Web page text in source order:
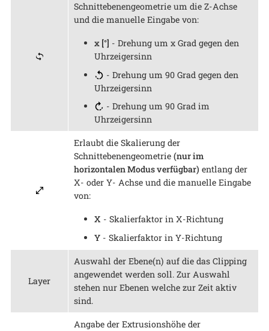
Schnittebenengeometrie um die Z-Achse
und die manuelle Eingabe von:
x [°] - Drehung um x Grad gegen den
Uhrzeigersinn
- Drehung um 90 Grad gegen den
Uhrzeigersinn
- Drehung um 90 Grad im
Uhrzeigersinn
Erlaubt die Skalierung der
Schnittebenengeometrie (nur im
horizontalen Modus verfügbar) entlang der
X- oder Y- Achse und die manuelle Eingabe
von:
X- Skalierfaktor in X-Richtung
Y- Skalierfaktor in Y-Richtung
Layer
Auswahl der Ebene(n) auf die das Clipping
angewendet werden soll. Zur Auswahl
stehen nur Ebenen welche zur Zeit aktiv
sind.
Angabe der Extrusionshöhe der